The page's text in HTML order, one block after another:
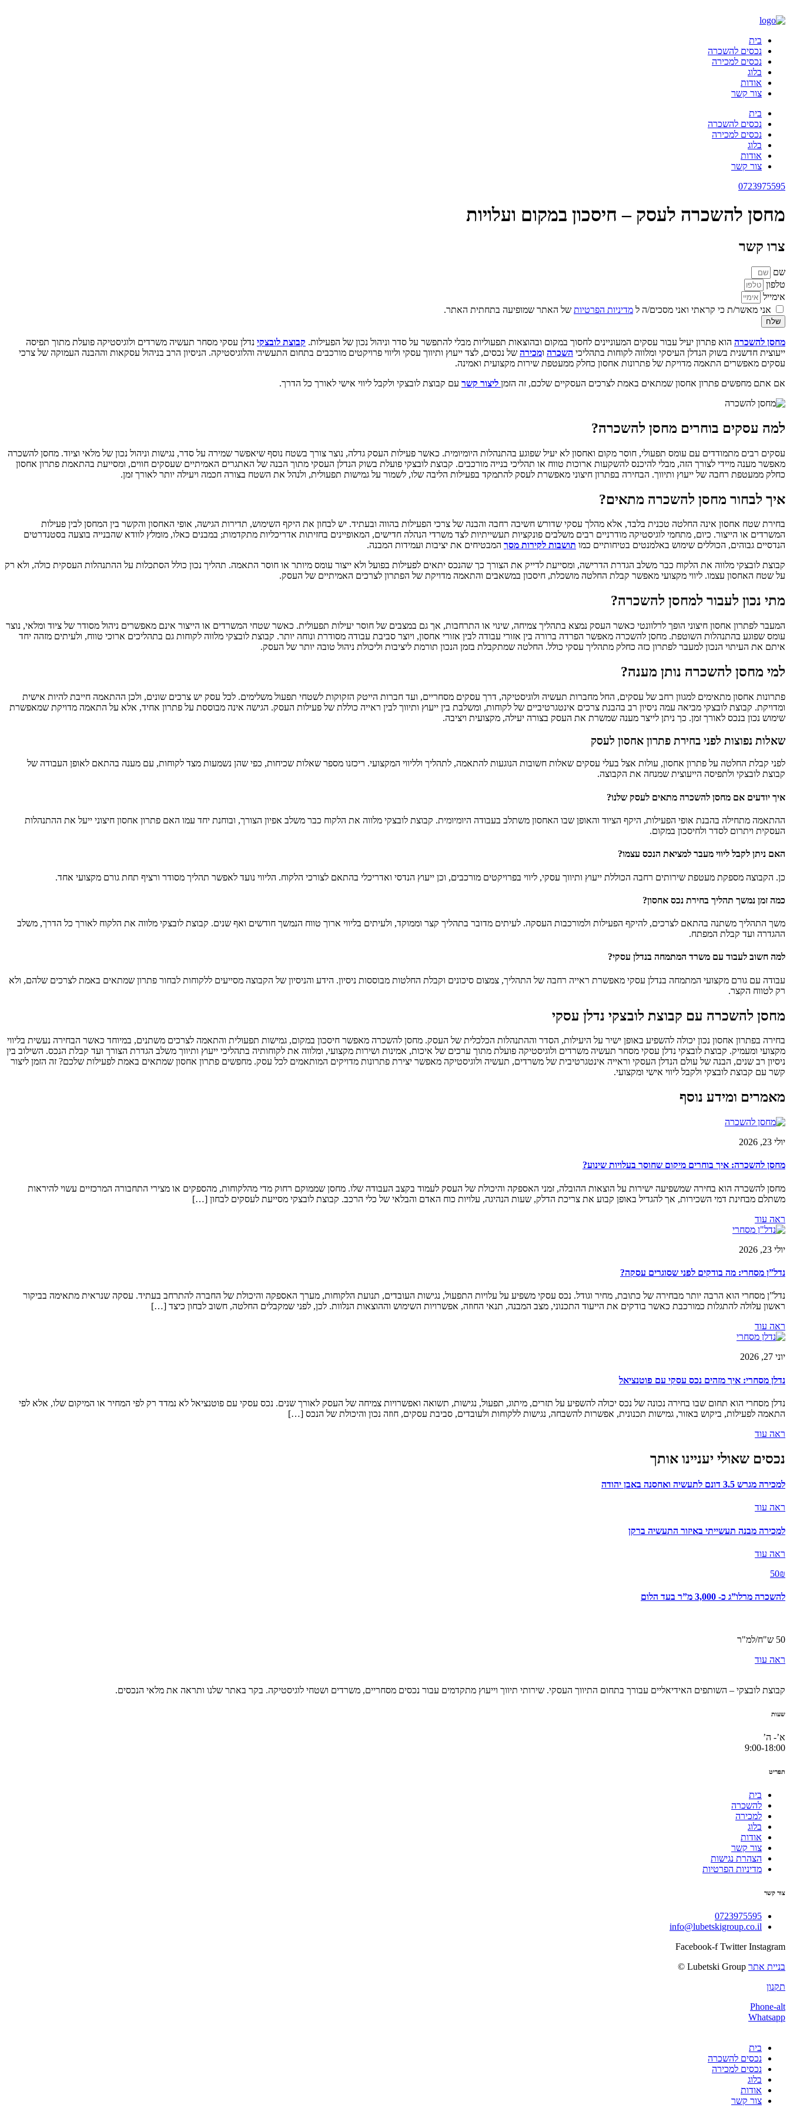
לתוכן
בית
נכסים להשכרה
נכסים למכירה
בלוג
אודות
צור קשר
בית
נכסים להשכרה
נכסים למכירה
בלוג
אודות
צור קשר
0723975595
מחסן להשכרה לעסק – חיסכון במקום ועלויות
צרו קשר
שם
טלפון
אימייל
אני מאשר/ת כי קראתי ואני מסכים/ה ל מדיניות הפרטיות של האתר שמופיעה בתחתית האתר.
שלח
מחסן להשכרה הוא פתרון יעיל עבור עסקים המעוניינים לחסוך במקום ובהוצאות תפעוליות מבלי להתפשר על סדר וניהול נכון של הפעילות. קבוצת לובצקי נדלן עסקי מסחר תעשיה משרדים ולוגיסטיקה פועלת מתוך תפיסה
ייעוצית חדשנית בשוק הנדלן העיסקי ומלווה לקוחות בתהליכי השכרה ומכירה של נכסים, לצד ייעוץ ותיווך עסקי וליווי פרויקטים מורכבים בתחום התעשיה והלוגיסטיקה. הניסיון הרב בניהול עסקאות וההבנה העמוקה של צרכי
עסקים מאפשרים התאמה מדויקת של פתרונות אחסון כחלק ממעטפת שירות מקצועית ואמינה.
אם אתם מחפשים פתרון אחסון שמתאים באמת לצרכים העסקיים שלכם, זה הזמן ליצור קשר עם קבוצת לובצקי ולקבל ליווי אישי לאורך כל הדרך.
למה עסקים בוחרים מחסן להשכרה?
עסקים רבים מתמודדים עם עומס תפעולי, חוסר מקום ואחסון לא יעיל שפוגע בהתנהלות היומיומית. כאשר פעילות העסק גדלה, נוצר צורך בשטח נוסף שיאפשר שמירה על סדר, נגישות וניהול נכון של מלאי וציוד. מחסן להשכרה
מאפשר מענה מיידי לצורך הזה, מבלי להיכנס להשקעות ארוכות טווח או תהליכי בנייה מורכבים. קבוצת לובצקי פועלת בשוק הנדלן העסקי מתוך הבנה של האתגרים האמיתיים שעסקים חווים, ומסייעת בהתאמת פתרון אחסון
כחלק ממעטפת רחבה של ייעוץ ותיווך. הבחירה בפתרון חיצוני מאפשרת לעסק להתמקד בפעילות הליבה שלו, לשמור על גמישות תפעולית, ולנהל את השטח בצורה חכמה ויעילה יותר לאורך זמן.
איך לבחור מחסן להשכרה מתאים?
בחירת שטח אחסון אינה החלטה טכנית בלבד, אלא מהלך עסקי שדורש חשיבה רחבה והבנה של צרכי הפעילות בהווה ובעתיד. יש לבחון את היקף השימוש, תדירות הגישה, אופי האחסון והקשר בין המחסן לבין פעילות
המשרדים או הייצור. כיום, מתחמי לוגיסטיקה מודרניים רבים משלבים פונקציות תעשייתיות לצד משרדי הנהלה חדישים, המאופיינים בחזיתות אדריכליות מתקדמות; במבנים כאלו, מומלץ לוודא שהבנייה בוצעה בסטנדרטים
הנדסיים גבוהים, הכוללים שימוש באלמנטים בטיחותיים כמו תושבות לקירות מסך המבטיחים את יציבות ועמידות המבנה.
קבוצת לובצקי מלווה את הלקוח כבר משלב הגדרת הדרישה, ומסייעת לדייק את הצורך כך שהנכס יתאים לפעילות בפועל ולא ייצור עומס מיותר או חוסר התאמה. תהליך נכון כולל הסתכלות על ההתנהלות העסקית כולה, ולא רק
על שטח האחסון עצמו. ליווי מקצועי מאפשר קבלת החלטה מושכלת, חיסכון במשאבים והתאמה מדויקת של הפתרון לצרכים האמיתיים של העסק.
מתי נכון לעבור למחסן להשכרה?
המעבר לפתרון אחסון חיצוני הופך לרלוונטי כאשר העסק נמצא בתהליך צמיחה, שינוי או התרחבות, אך גם במצבים של חוסר יעילות תפעולית. כאשר שטחי המשרדים או הייצור אינם מאפשרים ניהול מסודר של ציוד ומלאי, נוצר
עומס שפוגע בהתנהלות השוטפת. מחסן להשכרה מאפשר הפרדה ברורה בין אזורי עבודה לבין אזורי אחסון, ויוצר סביבת עבודה מסודרת ונוחה יותר. קבוצת לובצקי מלווה לקוחות גם בתהליכים ארוכי טווח, ולעיתים מזהה יחד
איתם את העיתוי הנכון למעבר לפתרון כזה כחלק מתהליך עסקי כולל. החלטה שמתקבלת בזמן הנכון תורמת ליציבות וליכולת ניהול טובה יותר של העסק.
למי מחסן להשכרה נותן מענה?
פתרונות אחסון מתאימים למגוון רחב של עסקים, החל מחברות תעשיה ולוגיסטיקה, דרך עסקים מסחריים, ועד חברות הייטק הזקוקות לשטחי תפעול משלימים. לכל עסק יש צרכים שונים, ולכן ההתאמה חייבת להיות אישית
ומדויקת. קבוצת לובצקי מביאה עמה ניסיון רב בהבנת צרכים אינטגרטיביים של לקוחות, ומשלבת בין ייעוץ ותיווך לבין ראייה כוללת של פעילות העסק. הגישה אינה מבוססת על פתרון אחיד, אלא על התאמה מדויקת שמאפשרת
שימוש נכון בנכס לאורך זמן. כך ניתן לייצר מענה שמשרת את העסק בצורה יעילה, מקצועית ויציבה.
שאלות נפוצות לפני בחירת פתרון אחסון לעסק
לפני קבלת החלטה על פתרון אחסון, עולות אצל בעלי עסקים שאלות חשובות הנוגעות להתאמה, לתהליך ולליווי המקצועי. ריכזנו מספר שאלות שכיחות, כפי שהן נשמעות מצד לקוחות, עם מענה בהתאם לאופן העבודה של
קבוצת לובצקי ולתפיסה הייעוצית שמנחה את הקבוצה.
איך יודעים אם מחסן להשכרה מתאים לעסק שלנו?
ההתאמה מתחילה בהבנת אופי הפעילות, היקף הציוד והאופן שבו האחסון משתלב בעבודה היומיומית. קבוצת לובצקי מלווה את הלקוח כבר משלב אפיון הצורך, ובוחנת יחד עמו האם פתרון אחסון חיצוני ייעל את ההתנהלות
העסקית ויתרום לסדר ולחיסכון במקום.
האם ניתן לקבל ליווי מעבר למציאת הנכס עצמו?
כן. הקבוצה מספקת מעטפת שירותים רחבה הכוללת ייעוץ ותיווך עסקי, ליווי בפרויקטים מורכבים, וכן ייעוץ הנדסי ואדריכלי בהתאם לצורכי הלקוח. הליווי נועד לאפשר תהליך מסודר ורציף תחת גורם מקצועי אחד.
כמה זמן נמשך תהליך בחירת נכס אחסון?
משך התהליך משתנה בהתאם לצרכים, להיקף הפעילות ולמורכבות העסקה. לעיתים מדובר בתהליך קצר וממוקד, ולעיתים בליווי ארוך טווח הנמשך חודשים ואף שנים. קבוצת לובצקי מלווה את הלקוח לאורך כל הדרך, משלב
ההגדרה ועד קבלת המפתח.
למה חשוב לעבוד עם משרד המתמחה בנדלן עסקי?
עבודה עם גורם מקצועי המתמחה בנדלן עסקי מאפשרת ראייה רחבה של התהליך, צמצום סיכונים וקבלת החלטות מבוססות ניסיון. הידע והניסיון של הקבוצה מסייעים ללקוחות לבחור פתרון שמתאים באמת לצרכים שלהם, ולא
רק לטווח הקצר.
מחסן להשכרה עם קבוצת לובצקי נדלן עסקי
בחירה בפתרון אחסון נכון יכולה להשפיע באופן ישיר על היעילות, הסדר וההתנהלות הכלכלית של העסק. מחסן להשכרה מאפשר חיסכון במקום, גמישות תפעולית והתאמה לצרכים משתנים, במיוחד כאשר הבחירה נעשית בליווי
מקצועי ומעמיק. קבוצת לובצקי נדלן עסקי מסחר תעשיה משרדים ולוגיסטיקה פועלת מתוך ערכים של איכות, אמינות ושירות מקצועי, ומלווה את לקוחותיה בתהליכי ייעוץ ותיווך משלב הגדרת הצורך ועד קבלת הנכס. השילוב בין
ניסיון רב שנים, הבנה של עולם הנדלן העסקי וראייה אינטגרטיבית של משרדים, תעשיה ולוגיסטיקה מאפשר יצירת פתרונות מדויקים המותאמים לכל עסק. מחפשים פתרון אחסון שמתאים באמת לפעילות שלכם? זה הזמן ליצור
קשר עם קבוצת לובצקי ולקבל ליווי אישי ומקצועי.
מאמרים ומידע נוסף
יולי 23, 2026
מחסן להשכרה: איך בוחרים מיקום שחוסך בעלויות שינוע?
מחסן להשכרה הוא בחירה שמשפיעה ישירות על הוצאות ההובלה, זמני האספקה והיכולת של העסק לעמוד בקצב העבודה שלו. מחסן שממוקם רחוק מדי מהלקוחות, מהספקים או מצירי התחבורה המרכזיים עשוי להיראות
משתלם מבחינת דמי השכירות, אך להגדיל באופן קבוע את צריכת הדלק, שעות הנהיגה, עלויות כוח האדם והבלאי של כלי הרכב. קבוצת לובצקי מסייעת לעסקים לבחון […]
ראה עוד
יולי 23, 2026
נדל”ן מסחרי: מה בודקים לפני שסוגרים עסקה?
נדל”ן מסחרי הוא הרבה יותר מבחירה של כתובת, מחיר וגודל. נכס עסקי משפיע על עלויות התפעול, נגישות העובדים, תנועת הלקוחות, מערך האספקה והיכולת של החברה להתרחב בעתיד. עסקה שנראית מתאימה בביקור
ראשון עלולה להתגלות כמורכבת כאשר בודקים את הייעוד התכנוני, מצב המבנה, תנאי החוזה, אפשרויות השימוש וההוצאות הנלוות. לכן, לפני שמקבלים החלטה, חשוב לבחון כיצד […]
ראה עוד
יוני 27, 2026
נדלן מסחרי: איך מזהים נכס עסקי עם פוטנציאל
נדלן מסחרי הוא תחום שבו בחירה נכונה של נכס יכולה להשפיע על תזרים, מיתוג, תפעול, נגישות, תשואה ואפשרויות צמיחה של העסק לאורך שנים. נכס עסקי עם פוטנציאל לא נמדד רק לפי המחיר או המיקום שלו, אלא לפי
התאמה לפעילות, ביקוש באזור, גמישות תכנונית, אפשרות להשבחה, נגישות ללקוחות ולעובדים, סביבת עסקים, חוזה נכון והיכולת של הנכס […]
ראה עוד
נכסים שאולי יעניינו אותך
למכירה מגרש 3.5 דונם לתעשיה ואחסנה באבן יהודה
ראה עוד
למכירה מבנה תעשייתי באיזור התעשיה ברקן
ראה עוד
50₪
להשכרה מרלו”ג כ- 3,000 מ”ר בעד הלום
50 ש"ח/למ"ר
ראה עוד
קבוצת לובצקי – השותפים האידיאליים עבורך בתחום התיווך העסקי. שירותי תיווך וייעוץ מתקדמים עבור נכסים מסחריים, משרדים ושטחי לוגיסטיקה. בקר באתר שלנו ותראה את מלאי הנכסים.
שעות
א’- ה’
9:00-18:00
תפריט
בית
להשכרה
למכירה
בלוג
אודות
צור קשר
הצהרת נגישות
מדיניות הפרטיות
צור קשר
0723975595
info@lubetskigroup.co.il
Facebook-f Twitter Instagram
בניית אתר
תקנון
Phone-alt
Whatsapp
בית
נכסים להשכרה
נכסים למכירה
בלוג
אודות
צור קשר